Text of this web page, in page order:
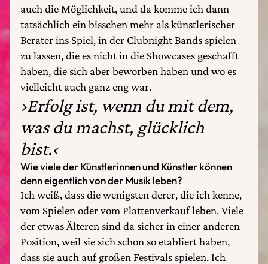
auch die Möglichkeit, und da komme ich dann
tatsächlich ein bisschen mehr als künstlerischer
Berater ins Spiel, in der Clubnight Bands spielen
zu lassen, die es nicht in die Showcases geschafft
haben, die sich aber beworben haben und wo es
vielleicht auch ganz eng war.
›Erfolg ist, wenn du mit dem,
was du machst, glücklich
bist.‹
Wie viele der Künstlerinnen und Künstler können
denn eigentlich von der Musik leben?
Ich weiß, dass die wenigsten derer, die ich kenne,
vom Spielen oder vom Plattenverkauf leben. Viele
der etwas Älteren sind da sicher in einer anderen
Position, weil sie sich schon so etabliert haben,
dass sie auch auf großen Festivals spielen. Ich